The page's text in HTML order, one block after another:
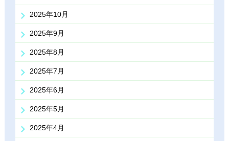
2025年10月
2025年9月
2025年8月
2025年7月
2025年6月
2025年5月
2025年4月